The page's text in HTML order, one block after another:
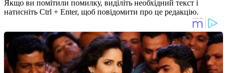
Якщо ви помітили помилку, виділіть необхідний текст і
натисніть Ctrl + Enter, щоб повідомити про це редакцію.